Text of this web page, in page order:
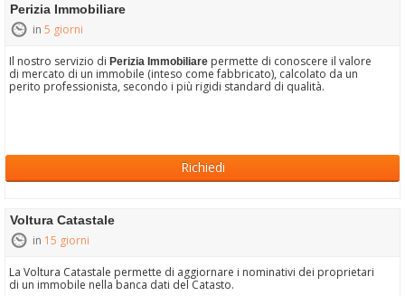
Perizia Immobiliare
in 5 giorni
Il nostro servizio diPerizia Immobiliare permette di conoscere il valore
di mercato di un immobile (inteso come fabbricato), calcolato da un
perito professionista, secondo i più rigidi standard di qualità.
Richiedi
Voltura Catastale
in 15 giorni
La Voltura Catastale permette di aggiornare i nominativi dei proprietari
di un immobile nella banca dati del Catasto.